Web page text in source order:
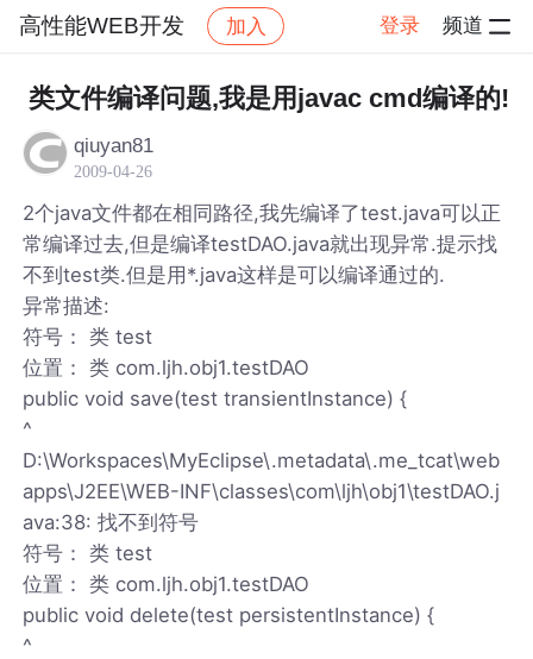
高性能WEB开发 加入 登录 频道
社区 高性能WEB开发 帖子详情
类文件编译问题,我是用javac cmd编译的!
qiuyan81
2009-04-26
2个java文件都在相同路径,我先编译了test.java可以正
常编译过去,但是编译testDAO.java就出现异常.提示找
不到test类.但是用*.java这样是可以编译通过的.
异常描述:
符号： 类 test
位置： 类 com.ljh.obj1.testDAO
public void save(test transientInstance) {
^
D:\Workspaces\MyEclipse\.metadata\.me_tcat\web
apps\J2EE\WEB-INF\classes\com\ljh\obj1\testDAO.j
ava:38: 找不到符号
符号： 类 test
位置： 类 com.ljh.obj1.testDAO
public void delete(test persistentInstance) {
^